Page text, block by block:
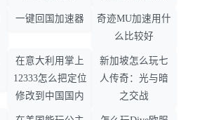
一键回国加速器
奇迹MU加速用什
么比较好
在意大利用掌上
12333怎么把定位
修改到中国国内
新加坡怎么玩七
人传奇：光与暗
之交战